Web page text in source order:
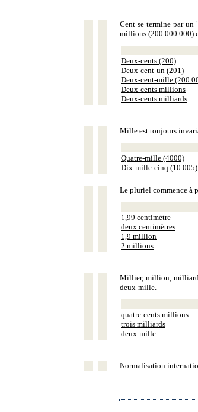
Cent se termine par
millions (200 000 000)
Deux-cents (200)
Deux-cent-un (201)
Deux-cent-mille (200
Deux-cents millions
Deux-cents milliards
Mille est toujours
Quatre-mille (4000)
Dix-mille-cinq (10 005)
Le pluriel commence à
1,99 centimètre
deux centimètres
1,9 million
2 millions
Millier, million,
deux-mille.
quatre-cents millions
trois milliards
deux-mille
Normalisation